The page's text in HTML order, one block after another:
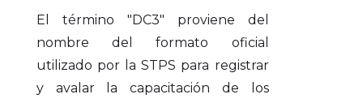
El término "DC3" proviene del
nombre del formato oficial
utilizado por la STPS para registrar
y avalar la capacitación de los